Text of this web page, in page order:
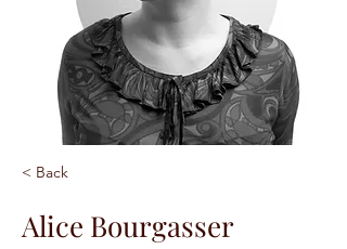
< Back
Alice Bourgasser